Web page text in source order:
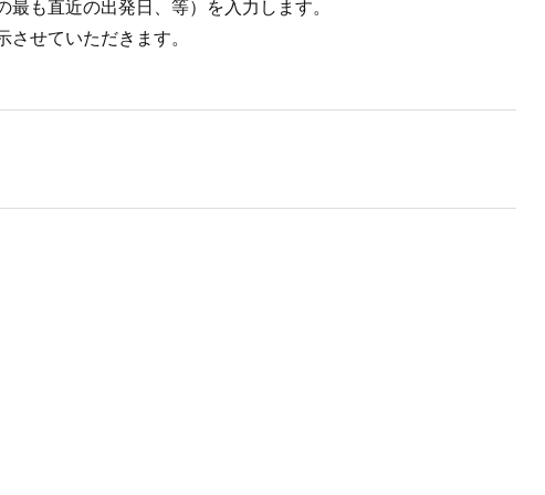
も直近の出発日、等）を入力します。
せていただきます。